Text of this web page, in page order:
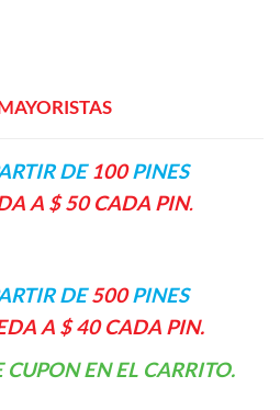
DE100PINES
A $ 50 CADA PIN.
DE500PINES
A $ 40 CADA PIN.
EN EL CARRITO.